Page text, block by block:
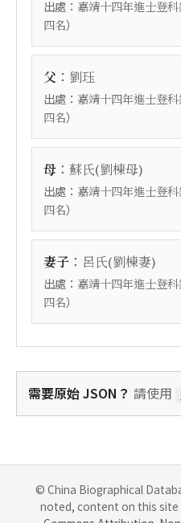
出處： 嘉靖十四年進士登
四名）
父 ： 劉珏
出處： 嘉靖十四年進士登
四名）
母 ： 蘇氏(劉棟母)
出處： 嘉靖十四年進士登
四名）
妻子 ： 呂氏(劉棟妻)
出處： 嘉靖十四年進士登
四名）
需要原始 JSON？ 請使用
© China Biographical
noted, content on this site